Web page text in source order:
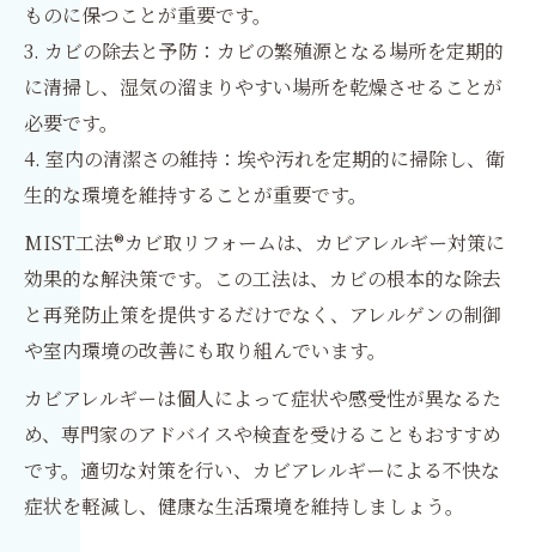
ものに保つことが重要です。
3. カビの除去と予防：カビの繁殖源となる場所を定期的
に清掃し、湿気の溜まりやすい場所を乾燥させることが
必要です。
4. 室内の清潔さの維持：埃や汚れを定期的に掃除し、衛
生的な環境を維持することが重要です。
MIST工法®カビ取リフォームは、カビアレルギー対策に
効果的な解決策です。この工法は、カビの根本的な除去
と再発防止策を提供するだけでなく、アレルゲンの制御
や室内環境の改善にも取り組んでいます。
カビアレルギーは個人によって症状や感受性が異なるた
め、専門家のアドバイスや検査を受けることもおすすめ
です。適切な対策を行い、カビアレルギーによる不快な
症状を軽減し、健康な生活環境を維持しましょう。